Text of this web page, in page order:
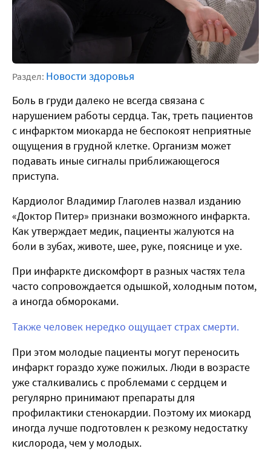
Раздел: Новости здоровья
Боль в груди далеко не всегда связана с
нарушением работы сердца. Так, треть пациентов
с инфарктом миокарда не беспокоят неприятные
ощущения в грудной клетке. Организм может
подавать иные сигналы приближающегося
приступа.
Кардиолог Владимир Глаголев назвал изданию
«Доктор Питер» признаки возможного инфаркта.
Как утверждает медик, пациенты жалуются на
боли в зубах, животе, шее, руке, пояснице и ухе.
При инфаркте дискомфорт в разных частях тела
часто сопровождается одышкой, холодным потом,
а иногда обмороками.
Также человек нередко ощущает страх смерти.
При этом молодые пациенты могут переносить
инфаркт гораздо хуже пожилых. Люди в возрасте
уже сталкивались с проблемами с сердцем и
регулярно принимают препараты для
профилактики стенокардии. Поэтому их миокард
иногда лучше подготовлен к резкому недостатку
кислорода, чем у молодых.